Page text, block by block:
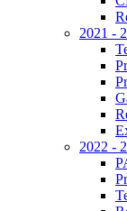
2021 -
2022 -